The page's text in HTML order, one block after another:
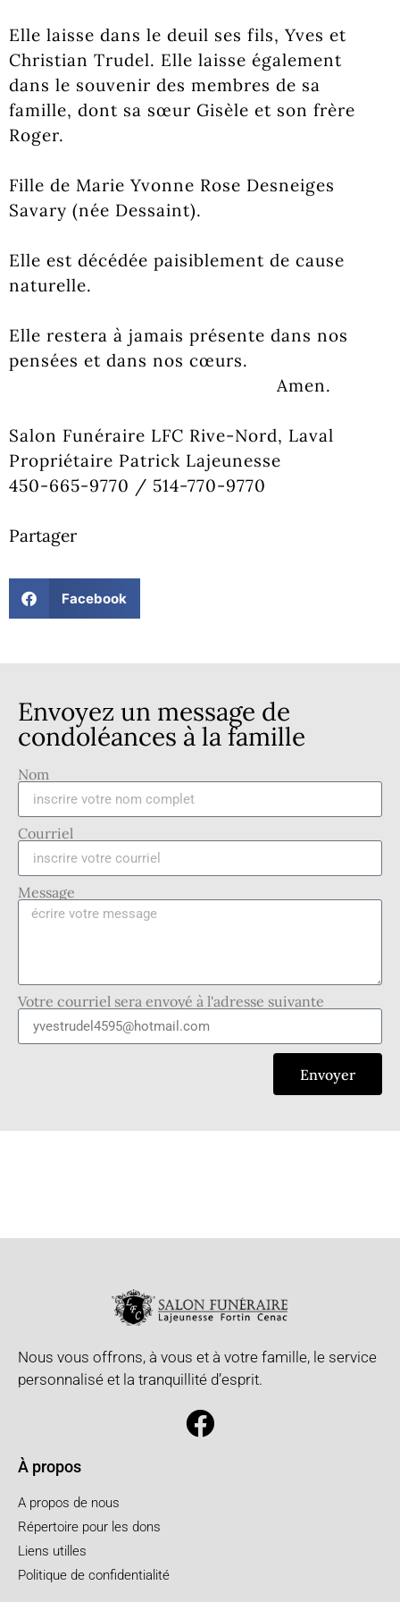
Elle laisse dans le deuil ses fils, Yves et
Christian Trudel. Elle laisse également
dans le souvenir des membres de sa
famille, dont sa sœur Gisèle et son frère
Roger.
Fille de Marie Yvonne Rose Desneiges
Savary (née Dessaint).
Elle est décédée paisiblement de cause
naturelle.
Elle restera à jamais présente dans nos
pensées et dans nos cœurs.
Amen.
Salon Funéraire LFC Rive-Nord, Laval
Propriétaire Patrick Lajeunesse
450-665-9770 / 514-770-9770
Partager
Facebook
Envoyez un message de
condoléances à la famille
Nom
Courriel
Message
Votre courriel sera envoyé à l'adresse suivante
Envoyer
Nous vous offrons, à vous et à votre famille, le service
personnalisé et la tranquillité d’esprit.
À propos
A propos de nous
Répertoire pour les dons
Liens utilles
Politique de confidentialité